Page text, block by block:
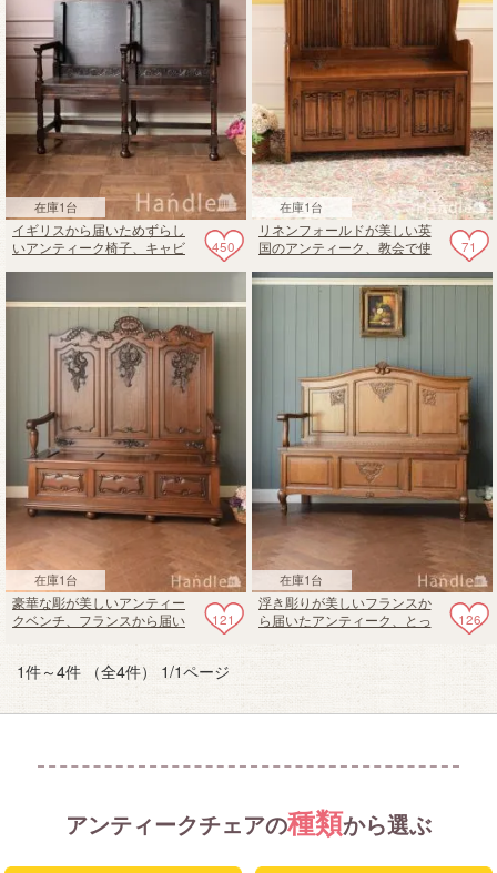
在庫1台
450
イギリスから届いためずらし
いアンティーク椅子、キャビ
在庫1台
71
リネンフォールドが美しい英
国のアンティーク、教会で使
在庫1台
121
豪華な彫が美しいアンティー
クベンチ、フランスから届い
ベンチ
在庫1台
126
浮き彫りが美しいフランスか
ら届いたアンティーク、とっ
1件～4件 （全4件） 1/1ページ
アンティークチェアの種類から選ぶ